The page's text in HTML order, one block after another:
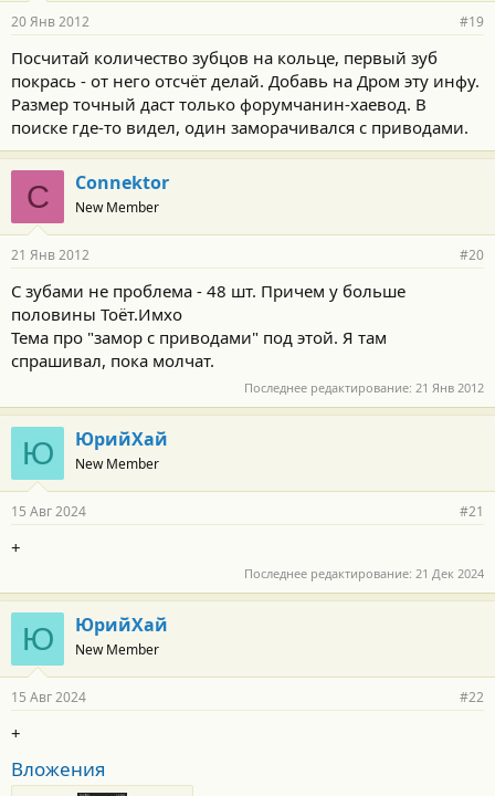
20 Янв 2012 #19
Посчитай количество зубцов на кольце, первый зуб
покрась - от него отсчёт делай. Добавь на Дром эту инфу.
Размер точный даст только форумчанин-хаевод. В
поиске где-то видел, один заморачивался с приводами.
C Connektor
New Member
21 Янв 2012 #20
С зубами не проблема - 48 шт. Причем у больше
половины Тоёт.Имхо
Тема про "замор с приводами" под этой. Я там
спрашивал, пока молчат.
Последнее редактирование: 21 Янв 2012
Ю ЮрийХай
New Member
15 Авг 2024 #21
+
Последнее редактирование: 21 Дек 2024
Ю ЮрийХай
New Member
15 Авг 2024 #22
+
Вложения